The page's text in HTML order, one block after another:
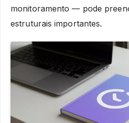
monitoramento — pode
estruturais importantes.